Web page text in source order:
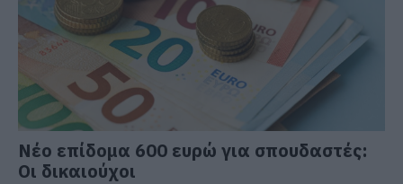
Νέο επίδομα 600 ευρώ για σπουδαστές:
Οι δικαιούχοι